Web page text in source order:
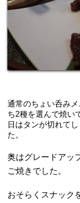
通常のちょい呑み
ち2種を選んで焼い
日はタンが切れて
た。
奥はグレードアッ
ご焼きでした。
おそらくスナック